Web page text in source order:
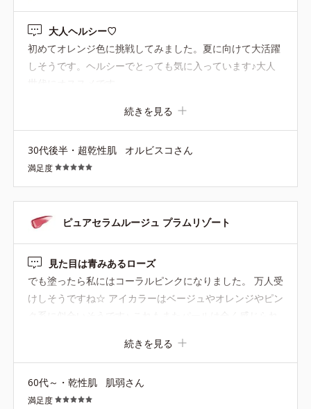
※アレルギーテスト済＝全ての方にアレルギーが起こらないという
ことではありません。
※アレルギーテスト済＝全ての方にアレルギーが起こらないという
大人ヘルシー♡
初めてオレンジ色に挑戦してみました。夏に向けて大活躍
しそうです。ヘルシーでとっても気に入っています♪大人
続きを見る
30代後半・超乾性肌 オルビスコさん
満足度
ピュアセラムルージュ プラムリゾート
見た目は青みあるローズ
でも塗ったら私にはコーラルピンクになりました。 万人受
けしそうですね☆ アイカラーはベージュやオレンジやピン
ク系に似合いそうです♪ これもまたパールは全く感じられ
続きを見る
60代～・乾性肌 肌弱さん
満足度